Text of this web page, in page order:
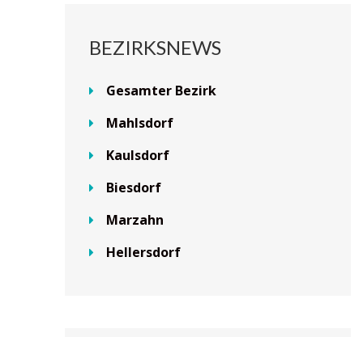
BEZIRKSNEWS
Gesamter Bezirk
Mahlsdorf
Kaulsdorf
Biesdorf
Marzahn
Hellersdorf